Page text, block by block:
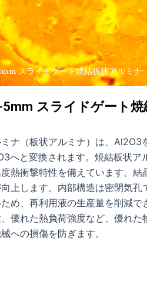
スライドゲート焼結板状アルミナ
スライドゲート焼
ナ（板状アルミナ）は、
へと変換されます。焼結板状
熱衝撃特性を備えています。
上します。内部構造は密閉気
め、再利用液の生産量を削減
優れた熱負荷強度など、優れ
への損傷を防ぎます。